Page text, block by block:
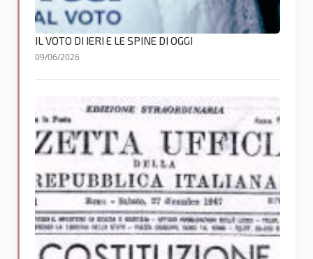
IL VOTO DI IERI E LE SPINE DI OGGI
09/06/2026